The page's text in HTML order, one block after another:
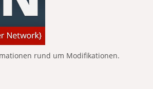
rund um Modifikationen.